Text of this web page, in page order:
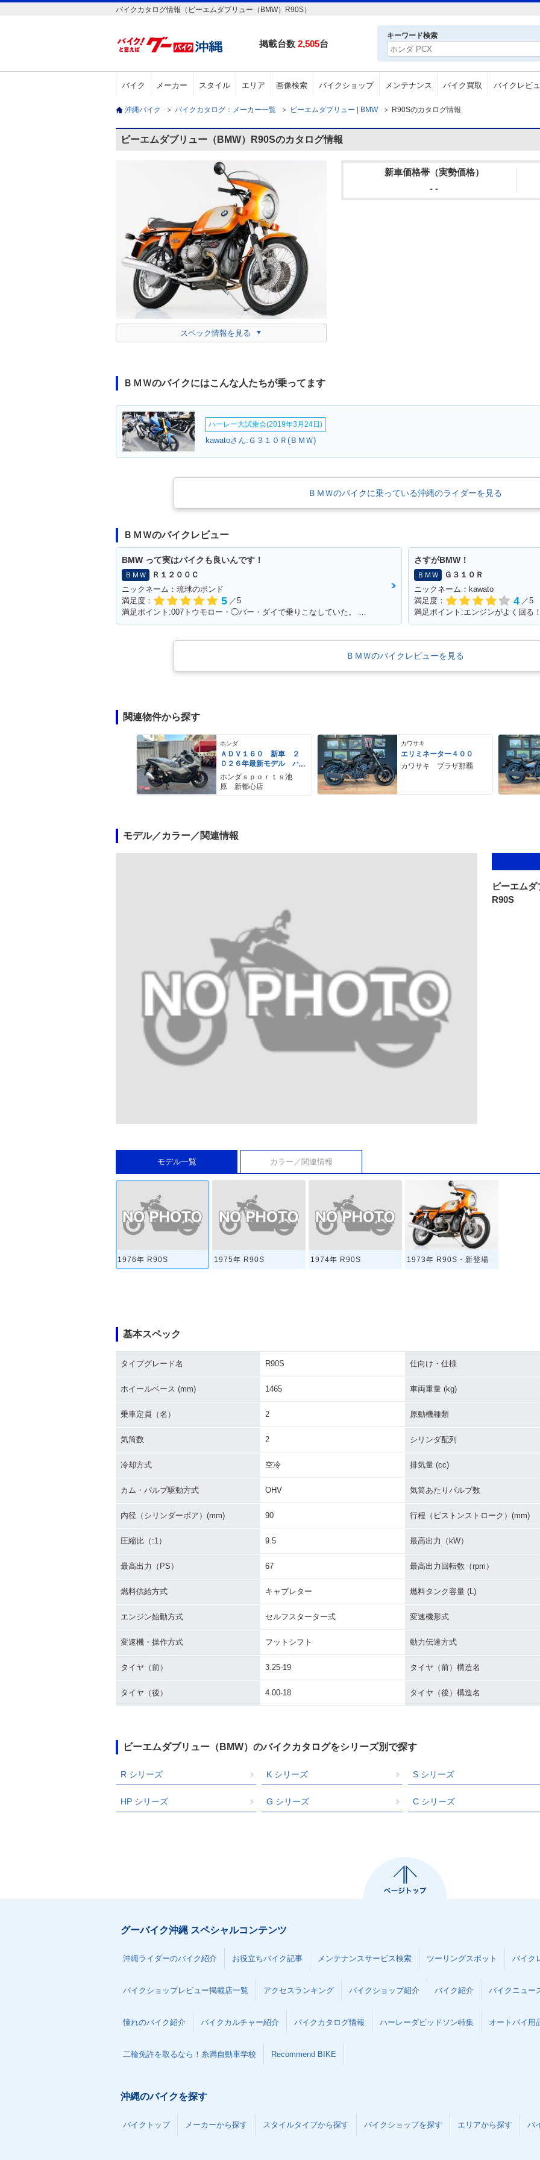
バイクカタログ情報（ビーエムダブリュー（BMW）R90S）
掲載台数 2,505台
キーワード検索
バイク メーカー スタイル エリア 画像検索 バイクショップ メンテナンス バイク買取 バイクレビ
沖縄バイク ＞ バイクカタログ：メーカー一覧 ＞ ビーエムダブリュー | BMW ＞ R90Sのカタログ情報
ビーエムダブリュー（BMW）R90Sのカタログ情報
スペック情報を見る
新車価格帯（実勢価格）
- -
ＢＭＷのバイクにはこんな人たちが乗ってます
ハーレー大試乗会(2019年3月24日)
kawatoさん:Ｇ３１０Ｒ(ＢＭＷ)
ＢＭＷのバイクに乗っている沖縄のライダーを見る
ＢＭＷのバイクレビュー
BMW って実はバイクも良いんです！
ＢＭＷ
Ｒ１２００Ｃ
ニックネーム：琉球のボンド
満足度：
5 ／5
満足ポイント:007トウモロー・◯バー・ダイで乗りこなしていた。 当時からこのバイクに憧れて、やっと30になって購入☆ あの2回目のデートで彼女といったYokohama 大黒埠頭ではじゃじゃ馬な彼女と同じくらいお前もじゃじゃ馬だったよな。 今でも乗っているとよくハーレー乗りの方に声を掛けられます！ 一生大事にするからな！
さすがBMW！
ＢＭＷ
Ｇ３１０Ｒ
ニックネーム：kawato
満足度：
4 ／5
満足ポイント:エンジンがよく回る！
ＢＭＷのバイクレビューを見る
関連物件から探す
ホンダ
ＡＤＶ１６０ 新車 ２
０２６年最新モデル パ
ールスモーキーグレー
スマートキー ２９Ｌ
メットイン ＵＳＢ Ｔ
ホンダｓｐｏｒｔｓ池
原 新都心店
カワサキ
エリミネーター４００
カワサキ プラザ那覇
モデル／カラー／関連情報
ビーエムダ
R90S
モデル一覧 カラー／関連情報
1976年 R90S 1975年 R90S 1974年 R90S 1973年 R90S・新登場
基本スペック
タイプグレード名 R90S 仕向け・仕様
ホイールベース (mm) 1465 車両重量 (kg)
乗車定員（名） 2 原動機種類
気筒数 2 シリンダ配列
冷却方式 空冷 排気量 (cc)
カム・バルブ駆動方式 OHV 気筒あたりバルブ数
内径（シリンダーボア）(mm) 90 行程（ピストンストローク）(mm)
圧縮比（:1） 9.5 最高出力（kW）
最高出力（PS） 67 最高出力回転数（rpm）
燃料供給方式 キャブレター 燃料タンク容量 (L)
エンジン始動方式 セルフスターター式 変速機形式
変速機・操作方式 フットシフト 動力伝達方式
タイヤ（前） 3.25-19 タイヤ（前）構造名
タイヤ（後） 4.00-18 タイヤ（後）構造名
ビーエムダブリュー（BMW）のバイクカタログをシリーズ別で探す
R シリーズ K シリーズ S シリーズ
HP シリーズ G シリーズ C シリーズ
グーバイク沖縄 スペシャルコンテンツ
沖縄ライダーのバイク紹介 お役立ちバイク記事 メンテナンスサービス検索 ツーリングスポット バイク
バイクショップレビュー掲載店一覧 アクセスランキング バイクショップ紹介 バイク紹介 バイクニュー
憧れのバイク紹介 バイクカルチャー紹介 バイクカタログ情報 ハーレーダビッドソン特集 オートバイ用
二輪免許を取るなら！糸満自動車学校 Recommend BIKE
沖縄のバイクを探す
バイクトップ メーカーから探す スタイルタイプから探す バイクショップを探す エリアから探す バ